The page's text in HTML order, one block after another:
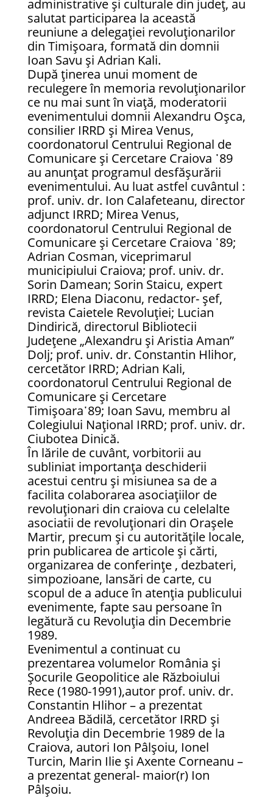
administrative și culturale din județ, au
salutat participarea la această
reuniune a delegației revoluționarilor
din Timișoara, formată din domnii
Ioan Savu și Adrian Kali.
După ținerea unui moment de
reculegere în memoria revoluționarilor
ce nu mai sunt în viață, moderatorii
evenimentului domnii Alexandru Oșca,
consilier IRRD și Mirea Venus,
coordonatorul Centrului Regional de
Comunicare și Cercetare Craiova ᾿89
au anunțat programul desfășurării
evenimentului. Au luat astfel cuvântul :
prof. univ. dr. Ion Calafeteanu, director
adjunct IRRD; Mirea Venus,
coordonatorul Centrului Regional de
Comunicare și Cercetare Craiova ᾿89;
Adrian Cosman, viceprimarul
municipiului Craiova; prof. univ. dr.
Sorin Damean; Sorin Staicu, expert
IRRD; Elena Diaconu, redactor- șef,
revista Caietele Revoluției; Lucian
Dindirică, directorul Bibliotecii
Județene „Alexandru și Aristia Aman”
Dolj; prof. univ. dr. Constantin Hlihor,
cercetător IRRD; Adrian Kali,
coordonatorul Centrului Regional de
Comunicare și Cercetare
Timișoara᾿89; Ioan Savu, membru al
Colegiului Național IRRD; prof. univ. dr.
Ciubotea Dinică.
În lările de cuvânt, vorbitorii au
subliniat importanța deschiderii
acestui centru și misiunea sa de a
facilita colaborarea asociațiilor de
revoluționari din craiova cu celelalte
asociatii de revoluționari din Orașele
Martir, precum și cu autoritățile locale,
prin publicarea de articole și cărti,
organizarea de conferințe , dezbateri,
simpozioane, lansări de carte, cu
scopul de a aduce în atenția publicului
evenimente, fapte sau persoane în
legătură cu Revoluția din Decembrie
1989.
Evenimentul a continuat cu
prezentarea volumelor România şi
Şocurile Geopolitice ale Războiului
Rece (1980-1991),autor prof. univ. dr.
Constantin Hlihor – a prezentat
Andreea Bădilă, cercetător IRRD și
Revoluţia din Decembrie 1989 de la
Craiova, autori Ion Pâlșoiu, Ionel
Turcin, Marin Ilie și Axente Corneanu –
a prezentat general- maior(r) Ion
Pâlșoiu.